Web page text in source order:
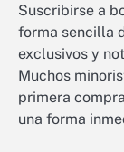
Suscribirse a
forma sencilla
exclusivos y
Muchos
primera
una forma